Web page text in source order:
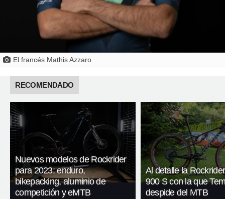
El francés Mathis Azzaro
RECOMENDADO
Nuevos modelos de Rockrider
para 2023: enduro,
bikepacking, aluminio de
competición y eMTB
Al detalle la
900 S con la que
despide del MTB